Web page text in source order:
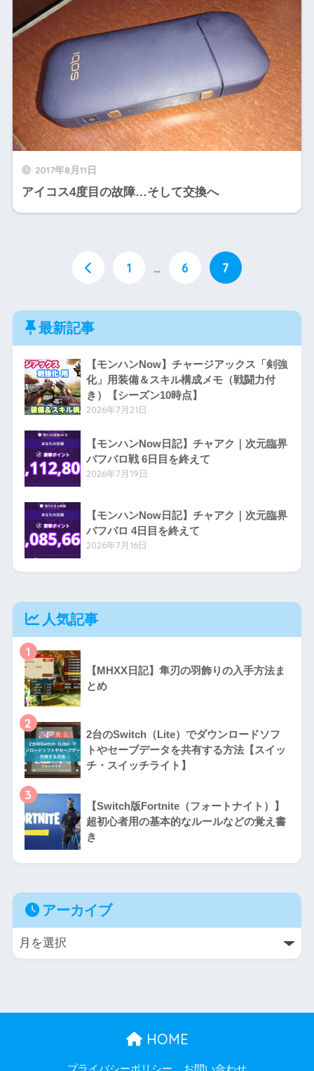
2017年8月11日
アイコス4度目の故障…そして交換へ
1 … 6 7
最新記事
【モンハンNow】チャージアックス「剣強
化」用装備＆スキル構成メモ（戦闘力付
き）【シーズン10時点】
2026年7月21日
【モンハンNow日記】チャアク｜次元臨界
バフバロ戦 6日目を終えて
2026年7月19日
【モンハンNow日記】チャアク｜次元臨界
バフバロ 4日目を終えて
2026年7月16日
人気記事
1
【MHXX日記】隼刃の羽飾りの入手方法ま
とめ
2
2台のSwitch（Lite）でダウンロードソフ
トやセーブデータを共有する方法【スイッ
チ・スイッチライト】
3
【Switch版Fortnite（フォートナイト）】
超初心者用の基本的なルールなどの覚え書
き
アーカイブ
HOME